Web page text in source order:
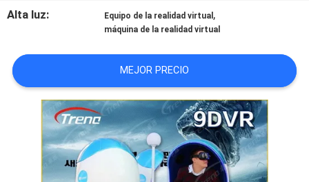
NOTICIAS
CASOS
MAPA
SITIO
Alta luz: Equipo de la realidad virtual ,
máquina de la realidad virtual
MEJOR PRECIO